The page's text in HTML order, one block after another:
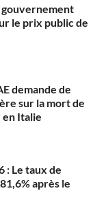
gouvernement
le prix public de
demande de
sur la mort de
Italie
: Le taux de
après le